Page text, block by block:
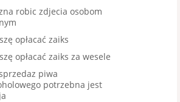
robic zdjecia osobom
opłacać zaiks
opłacać zaiks za wesele
piwa
potrzebna jest